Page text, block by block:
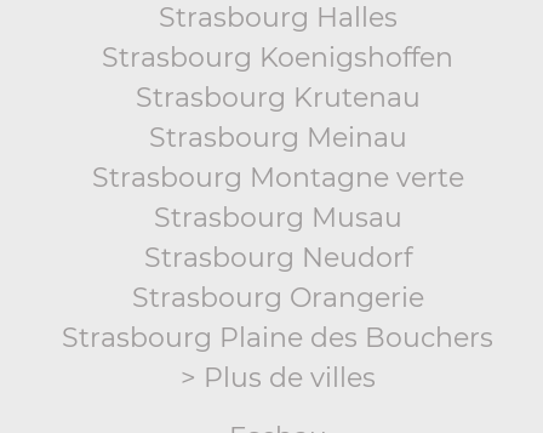
Strasbourg Halles
Strasbourg Koenigshoffen
Strasbourg Krutenau
Strasbourg Meinau
Strasbourg Montagne verte
Strasbourg Musau
Strasbourg Neudorf
Strasbourg Orangerie
Strasbourg Plaine des Bouchers
> Plus de villes